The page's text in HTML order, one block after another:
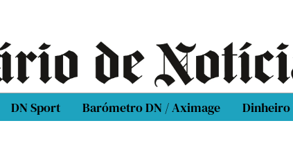
DN Sport Barómetro DN / Aximage Dinheiro